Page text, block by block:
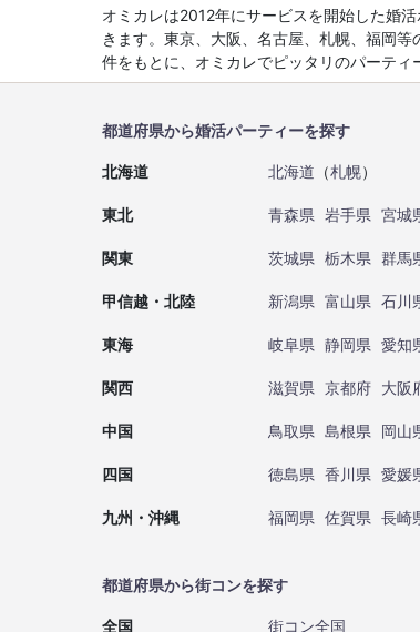
オミカレは2012年にサービスを開始した婚
きます。東京、大阪、名古屋、札幌、福岡
件をもとに、オミカレでピッタリのパーティ
都道府県から婚活パーティーを探す
北海道 北海道 （札幌）
東北 青森県 岩手県 宮城
関東 茨城県 栃木県 群馬
甲信越・北陸 新潟県 富山県 石川
東海 岐阜県 静岡県 愛知
関西 滋賀県 京都府 大阪
中国 鳥取県 島根県 岡山
四国 徳島県 香川県 愛媛
九州・沖縄 福岡県 佐賀県 長崎
都道府県から街コンを探す
全国 街コン全国